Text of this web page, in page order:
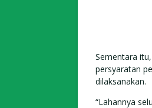
Sementara
persyaratan
dilaksanakan.
“Lahannya